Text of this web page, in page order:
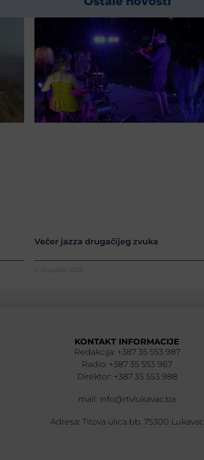
Večer jazza drugačijeg zvuka
7. Augusta 2026.
KONTAKT INFORMACIJE
Redakcija: +387 35 553 987
Radio: +387 35 553 967
Direktor: +387 35 553 988
mail: info@rtvlukavac.ba
Adresa: Titova ulica bb, 75300 Lukavac